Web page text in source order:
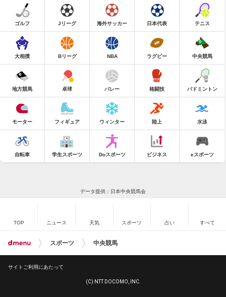
ゴルフ Jリーグ 海外サッカー 日本代表 テニス
大相撲 Bリーグ NBA ラグビー 中央競馬
地方競馬 卓球 バレー 格闘技 バドミントン
モーター フィギュア ウィンター 陸上 水泳
自転車 学生スポーツ Doスポーツ ビジネス eスポーツ
データ提供：日本中央競馬会
TOP ニュース 天気 スポーツ 占い すべて
スポーツ 中央競馬
サイトご利用にあたって
(C) NTT DOCOMO, INC.